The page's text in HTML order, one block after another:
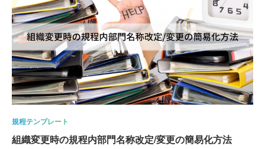
規程テンプレート
組織変更時の規程内部門名称改定/変更の簡易化方法